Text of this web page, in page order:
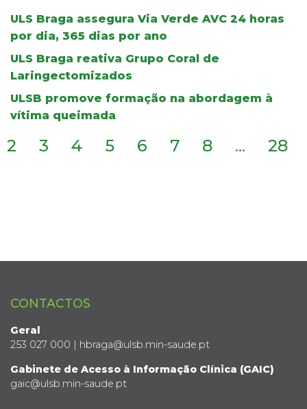
ULS Braga assegura Via Verde AVC 24 horas
por dia, 365 dias por ano
ULS Braga reativa Grupo Coral de
Laringectomizados
ULSB promove formação na abordagem à
vítima queimada
2 3 4 5 6 7 8 ... 28
CONTACTOS
Geral
253 027 000 | hbraga@ulsb.min-saude.pt
Gabinete de Acesso à Informação Clínica (GAIC)
gaic@ulsb.min-saude.pt